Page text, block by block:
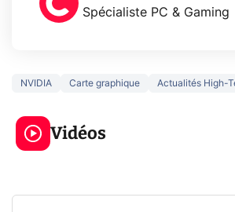
Spécialiste PC & Gaming
NVIDIA Carte graphique Actualités High-
Vidéos
Ce que vous ne
savez sur la
navigation privée !